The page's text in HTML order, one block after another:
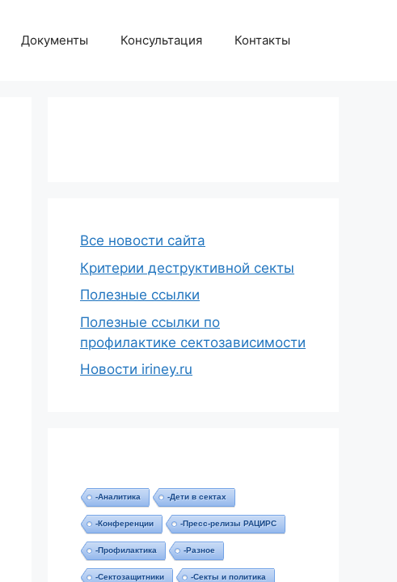
Документы Консультация Контакты
Все новости сайта
Критерии деструктивной секты
Полезные ссылки
Полезные ссылки по
профилактике сектозависимости
Новости iriney.ru
-Аналитика -Дети в сектах
-Конференции -Пресс-релизы РАЦИРС
-Профилактика -Разное
-Сектозащитники -Секты и политика